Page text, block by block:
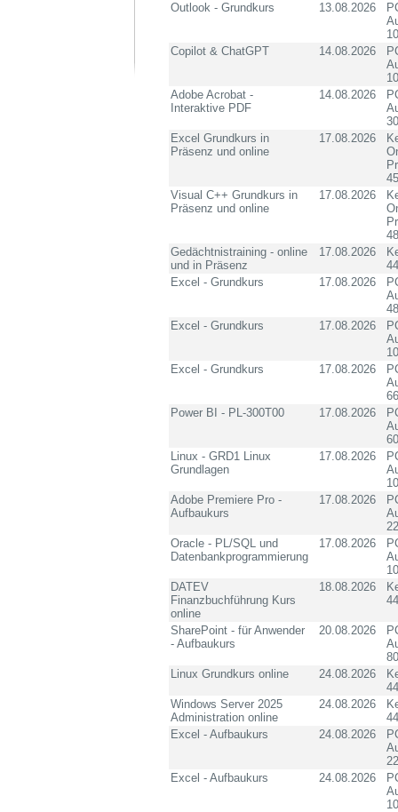
Outlook - Grundkurs
13.08.2026
Copilot & ChatGPT
14.08.2026
Adobe Acrobat -
Interaktive PDF
14.08.2026
Excel Grundkurs in
Präsenz und online
17.08.2026
Visual C++ Grundkurs in
Präsenz und online
17.08.2026
Gedächtnistraining - online
und in Präsenz
17.08.2026
Excel - Grundkurs
17.08.2026
Excel - Grundkurs
17.08.2026
Excel - Grundkurs
17.08.2026
Power BI - PL-300T00
17.08.2026
Linux - GRD1 Linux
Grundlagen
17.08.2026
Adobe Premiere Pro -
Aufbaukurs
17.08.2026
Oracle - PL/SQL und
Datenbankprogrammierung
17.08.2026
DATEV
Finanzbuchführung Kurs
online
18.08.2026
SharePoint - für Anwender
- Aufbaukurs
20.08.2026
Linux Grundkurs online
24.08.2026
Windows Server 2025
Administration online
24.08.2026
Excel - Aufbaukurs
24.08.2026
Excel - Aufbaukurs
24.08.2026